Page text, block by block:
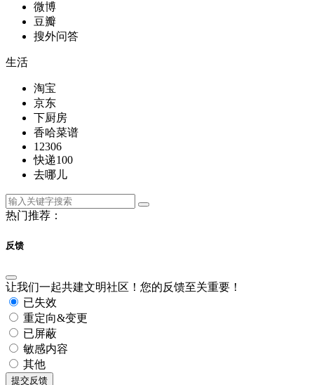
微博
豆瓣
搜外问答
生活
淘宝
京东
下厨房
香哈菜谱
12306
快递100
去哪儿
热门推荐：
反馈
让我们一起共建文明社区！您的反馈至关重要！
已失效
重定向&变更
已屏蔽
敏感内容
其他
提交反馈